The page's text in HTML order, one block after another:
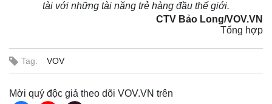
tài với những tài năng trẻ hàng đầu thế giới.
CTV Bảo Long/VOV.VN
Tổng hợp
Tag: VOV
Mời quý độc giả theo dõi VOV.VN trên